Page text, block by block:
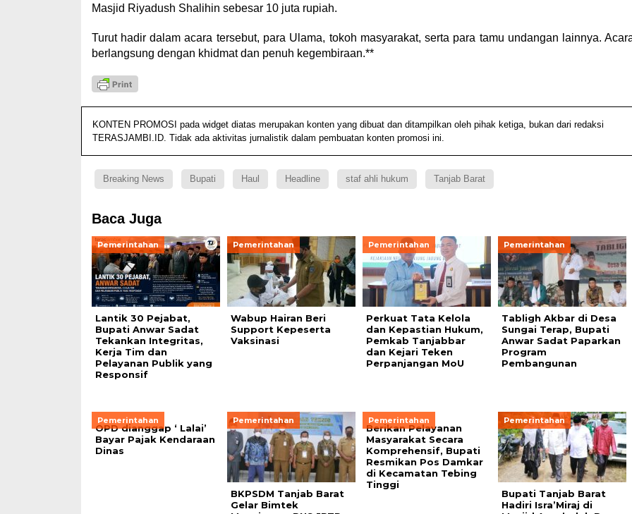
Masjid Riyadush Shalihin sebesar 10 juta rupiah.
Turut hadir dalam acara tersebut, para Ulama, tokoh masyarakat, serta para tamu undangan lainnya.
berlangsung dengan khidmat dan penuh kegembiraan.**
KONTEN PROMOSI pada widget diatas merupakan konten yang dibuat dan ditampilkan oleh pihak ketiga, bukan dari redaksi
TERASJAMBI.ID. Tidak ada aktivitas jurnalistik dalam pembuatan konten promosi ini.
Breaking News Bupati Haul Headline staf ahli hukum Tanjab Barat
Baca Juga
Pemerintahan
Lantik 30 Pejabat,
Bupati Anwar Sadat
Tekankan Integritas,
Kerja Tim dan
Pelayanan Publik yang
Responsif
Pemerintahan
Wabup Hairan Beri
Support Kepeserta
Vaksinasi
Pemerintahan
Perkuat Tata Kelola
dan Kepastian Hukum,
Pemkab Tanjabbar
dan Kejari Teken
Perpanjangan MoU
Pemerintahan
Tabligh Akbar di Desa
Sungai Terap, Bupati
Anwar Sadat Paparkan
Program
Pembangunan
Pemerintahan
OPD dianggap ‘ Lalai’
Bayar Pajak Kendaraan
Dinas
Pemerintahan
BKPSDM Tanjab Barat
Gelar Bimtek
Pemerintahan
Berikan Pelayanan
Masyarakat Secara
Komprehensif, Bupati
Resmikan Pos Damkar
di Kecamatan Tebing
Tinggi
Pemerintahan
Bupati Tanjab Barat
Hadiri Isra’Miraj di